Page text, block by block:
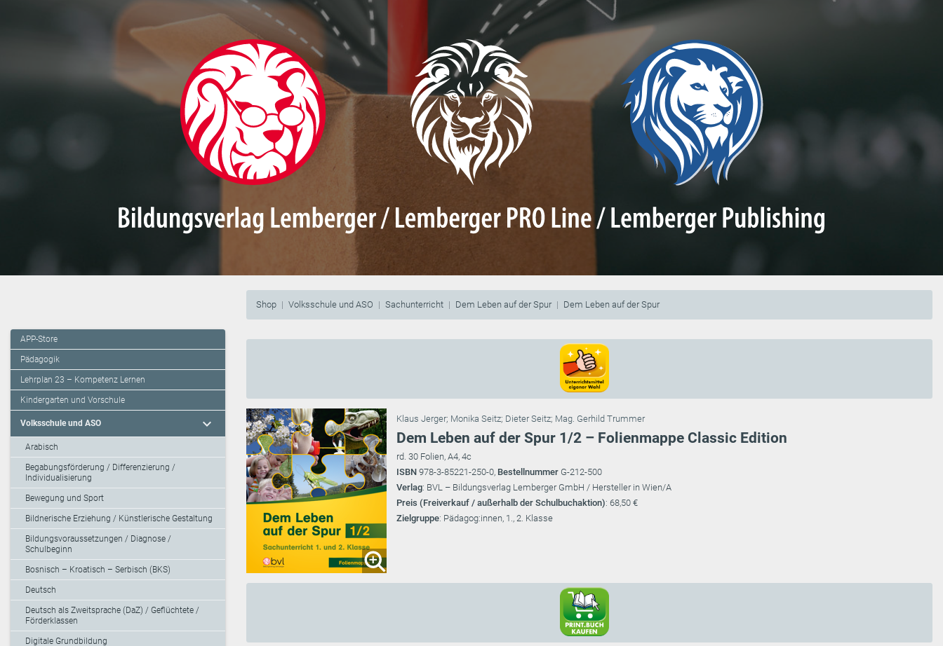
Shop Volksschule und ASO Sachunterricht Dem Leben auf der Spur Dem Leben auf der Spur
APP-Store
Pädagogik
Lehrplan 23 – Kompetenz Lernen
Kindergarten und Vorschule
Volksschule und ASO expand_more
Arabisch
Begabungsförderung / Differenzierung /
Individualisierung
Bewegung und Sport
Bildnerische Erziehung / Künstlerische Gestaltung
Bildungsvoraussetzungen / Diagnose /
Schulbeginn
Bosnisch – Kroatisch – Serbisch (BKS)
Deutsch
Deutsch als Zweitsprache (DaZ) / Geflüchtete /
Förderklassen
Digitale Grundbildung
Klaus Jerger; Monika Seitz; Dieter Seitz; Mag. Gerhild Trummer
Dem Leben auf der Spur 1/2 – Folienmappe Classic Edition
rd. 30 Folien, A4, 4c
ISBN 978-3-85221-250-0, Bestellnummer G-212-500
Verlag: BVL – Bildungsverlag Lemberger GmbH / Hersteller in Wien/A
Preis (Freiverkauf / außerhalb der Schulbuchaktion): 68,50 €
Zielgruppe: Pädagog:innen, 1., 2. Klasse